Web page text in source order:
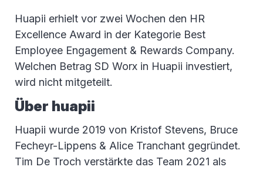
Huapii erhielt vor zwei Wochen den HR
Excellence Award in der Kategorie Best
Employee Engagement & Rewards Company.
Welchen Betrag SD Worx in Huapii investiert,
wird nicht mitgeteilt.
Über huapii
Huapii wurde 2019 von Kristof Stevens, Bruce
Fecheyr-Lippens & Alice Tranchant gegründet.
Tim De Troch verstärkte das Team 2021 als